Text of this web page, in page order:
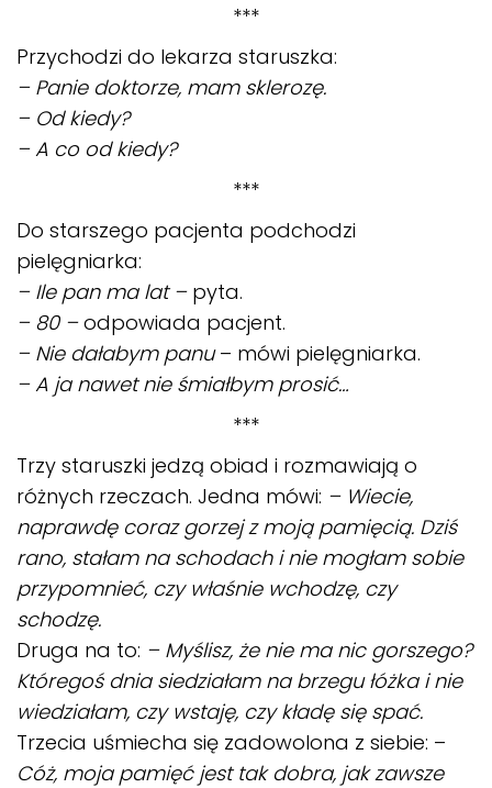
***
Przychodzi do lekarza staruszka:
– Panie doktorze, mam sklerozę.
– Od kiedy?
– A co od kiedy?
***
Do starszego pacjenta podchodzi
pielęgniarka:
– Ile pan ma lat –pyta.
– 80 –odpowiada pacjent.
– Nie dałabym panu– mówi pielęgniarka.
– A ja nawet nie śmiałbym prosić…
***
Trzy staruszki jedzą obiad i rozmawiają o
różnych rzeczach. Jedna mówi: – Wiecie,
naprawdę coraz gorzej z moją pamięcią. Dziś
rano, stałam na schodach i nie mogłam sobie
przypomnieć, czy właśnie wchodzę, czy
schodzę.
Druga na to: – Myślisz, że nie ma nic gorszego?
Któregoś dnia siedziałam na brzegu łóżka i nie
wiedziałam, czy wstaję, czy kładę się spać.
Trzecia uśmiecha się zadowolona z siebie: –
Cóż, moja pamięć jest tak dobra, jak zawsze